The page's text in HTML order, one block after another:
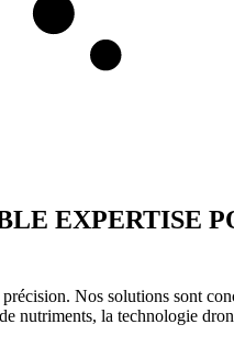
EXPERTISE
Nos solutions sont
nutriments, la technologie